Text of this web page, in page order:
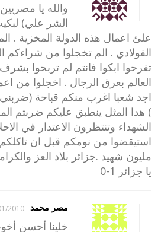
والله يا
الشر علي)
علئ اعمال هذه الدولة المخزية .
الفولادي . الم تخجلوا من شراءكم
تفرحوا ابكوا فانتم لم تربحوا
العالم بعرق الرجال . اخجلوا من
اجد شعبا اغرب منكم قباحة
) هدا المثل ينطبق عليكم ضربتم
الشهداء وتنتظرون الاعتدار في
استيقضوا من نومكم قبل ان
مليون شهيد .جزائر بلاد العز
يا جزائر 1-0
مصر محمد 22:56
خلينا أحسن